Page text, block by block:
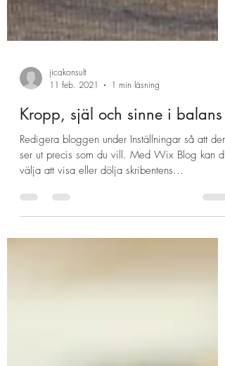
11 feb. 2021
1 min läsning
Kropp, själ och sinne i balans
Redigera bloggen under Inställningar så att den
välja att visa eller dölja skribentens...